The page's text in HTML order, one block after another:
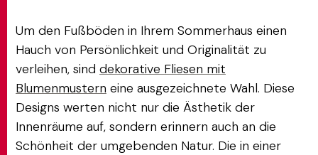
Um den Fußböden in Ihrem Sommerhaus einen
Hauch von Persönlichkeit und Originalität zu
verleihen, sind dekorative Fliesen mit
Blumenmustern eine ausgezeichnete Wahl. Diese
Designs werten nicht nur die Ästhetik der
Innenräume auf, sondern erinnern auch an die
Schönheit der umgebenden Natur. Die in einer